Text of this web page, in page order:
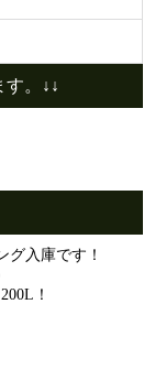
。↓↓
グ入庫です！
！